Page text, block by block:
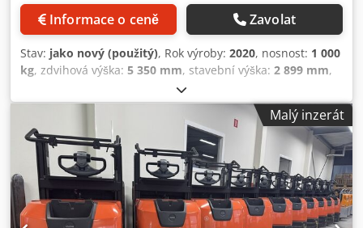
Informace o ceně Zavolat
Stav: jako nový (použitý), Rok výroby: 2020, nosnost: 1 000
kg, zdvihová výška: 5 350 mm, stavební výška: 2 899 mm,
, typ paliva:
stožáru:duplex, Výrobce + model: LINDE V 10 / Stožár:
2W5350 ID: 26063.5270 Kategorie: Demo Stožár: 2W
Snížená výška: 2900 mm Výška zdvihu: 5350 mm Nosnost:
1000 kg Codpfxozq Ul Ts Am Ejrf Výška plošiny: 4750 mm
Výška vychystávání: 6350 mm Šířka kabiny: 1200 mm Rok:
20 Motohodiny: 1477 hodin Kapacita baterie: 24V / 930Ah
Možnosti: Plná výbava!! - DVOJITÉ řízení!!! - Speciální
BEZPEČNOSTNÍ brány!! - Nastavitelné vidlice! - 2 x Blue
Malý inzerát